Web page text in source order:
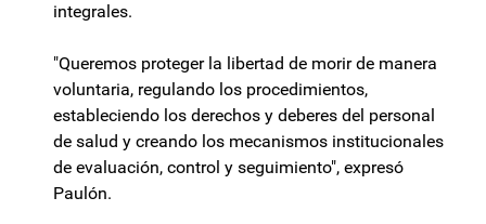
integrales.
"Queremos proteger la libertad de morir de manera
voluntaria, regulando los procedimientos,
estableciendo los derechos y deberes del personal
de salud y creando los mecanismos institucionales
de evaluación, control y seguimiento", expresó
Paulón.